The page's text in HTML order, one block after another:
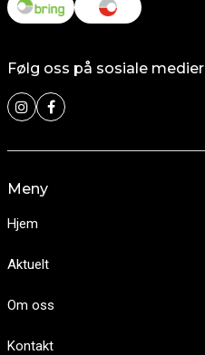
Følg oss på sosiale medier
Meny
Hjem
Aktuelt
Om oss
Kontakt